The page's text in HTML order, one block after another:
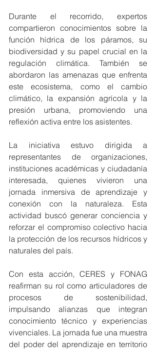
Durante el recorrido, expertos
compartieron conocimientos sobre la
función hídrica de los páramos, su
biodiversidad y su papel crucial en la
regulación climática. También se
abordaron las amenazas que enfrenta
este ecosistema, como el cambio
climático, la expansión agrícola y la
presión urbana, promoviendo una
reflexión activa entre los asistentes.
La iniciativa estuvo dirigida a
representantes de organizaciones,
instituciones académicas y ciudadanía
interesada, quienes vivieron una
jornada inmersiva de aprendizaje y
conexión con la naturaleza. Esta
actividad buscó generar conciencia y
reforzar el compromiso colectivo hacia
la protección de los recursos hídricos y
naturales del país.
Con esta acción, CERES y FONAG
reafirman su rol como articuladores de
procesos de sostenibilidad,
impulsando alianzas que integran
conocimiento técnico y experiencias
vivenciales. La jornada fue una muestra
del poder del aprendizaje en territorio